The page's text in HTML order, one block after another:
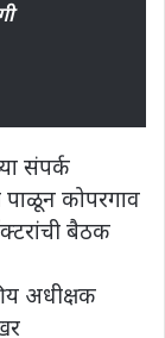
संपर्क
पाळून कोपरगाव
बैठक
अधीक्षक